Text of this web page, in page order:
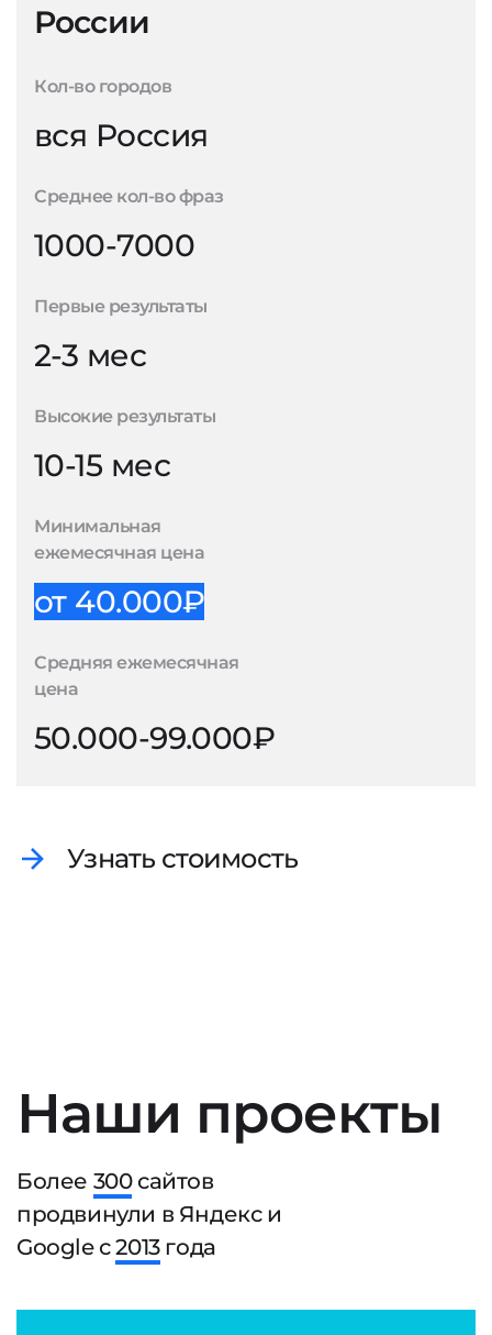
России
Кол-во городов
вся Россия
Среднее кол-во фраз
1000-7000
Первые результаты
2-3 мес
Высокие результаты
10-15 мес
Минимальная
ежемесячная цена
от 40.000₽
Средняя ежемесячная
цена
50.000-99.000₽
Узнать стоимость
Наши проекты
Более 300сайтов
продвинули в Яндекс и
Google с2013года